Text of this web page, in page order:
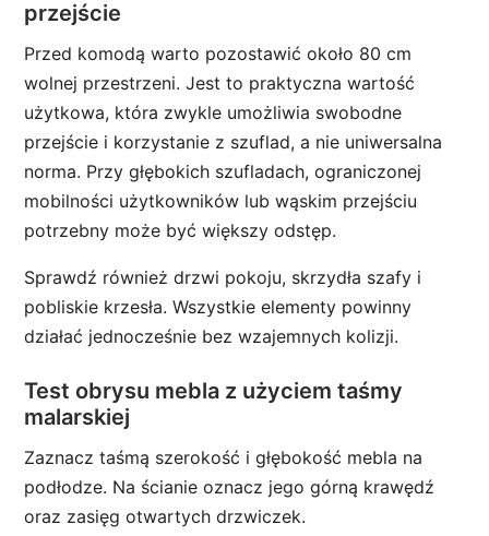
przejście
Przed komodą warto pozostawić około 80 cm
wolnej przestrzeni. Jest to praktyczna wartość
użytkowa, która zwykle umożliwia swobodne
przejście i korzystanie z szuflad, a nie uniwersalna
norma. Przy głębokich szufladach, ograniczonej
mobilności użytkowników lub wąskim przejściu
potrzebny może być większy odstęp.
Sprawdź również drzwi pokoju, skrzydła szafy i
pobliskie krzesła. Wszystkie elementy powinny
działać jednocześnie bez wzajemnych kolizji.
Test obrysu mebla z użyciem taśmy
malarskiej
Zaznacz taśmą szerokość i głębokość mebla na
podłodze. Na ścianie oznacz jego górną krawędź
oraz zasięg otwartych drzwiczek.